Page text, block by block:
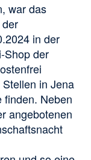
war das
in der
Shop der
in Jena
finden. Neben
angebotenen